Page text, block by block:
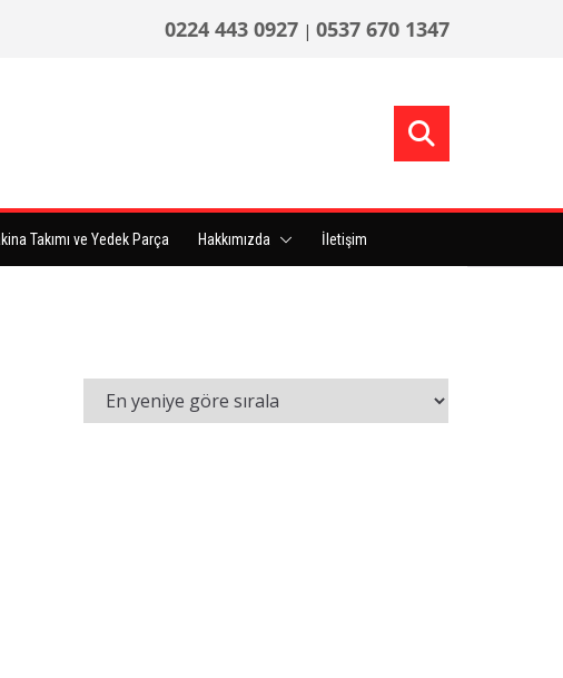
0224 443 0927 | 0537 670 1347
Takımı ve Yedek Parça Hakkımızda İletişim